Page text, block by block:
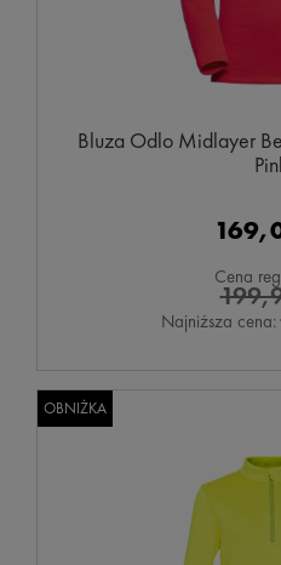
Bluza Odlo Midlayer
Cena
Najniższa cena:
OBNIŻKA